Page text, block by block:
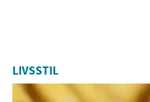
LIVSSTIL